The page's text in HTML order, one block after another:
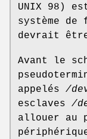
UNIX 98)
système
devrait
Avant le
appelés /
esclaves /
allouer au